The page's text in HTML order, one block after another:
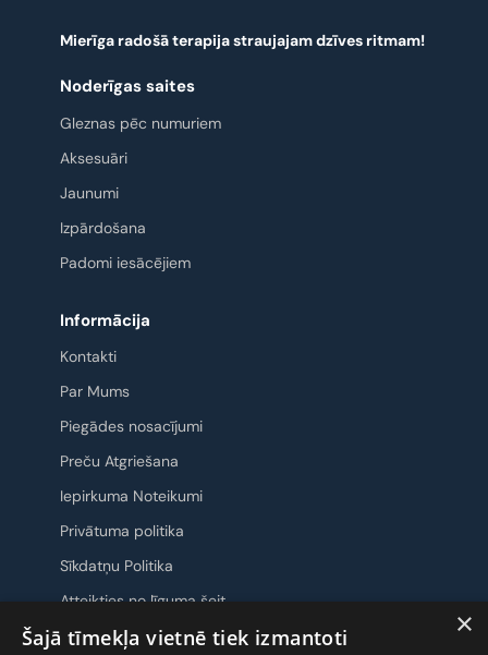
Mierīga radošā terapija straujajam dzīves ritmam!
Noderīgas saites
Gleznas pēc numuriem
Aksesuāri
Jaunumi
Izpārdošana
Padomi iesācējiem
Informācija
Kontakti
Par Mums
Piegādes nosacījumi
Preču Atgriešana
Iepirkuma Noteikumi
Privātuma politika
Sīkdatņu Politika
Atteikties no līguma šeit
×
Šajā tīmekļa vietnē tiek izmantoti